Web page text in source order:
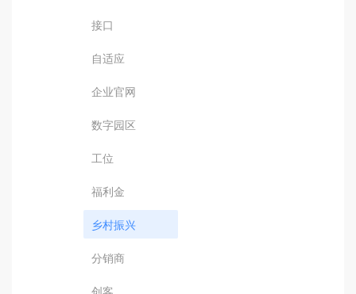
接口
自适应
企业官网
数字园区
工位
福利金
乡村振兴
分销商
创客